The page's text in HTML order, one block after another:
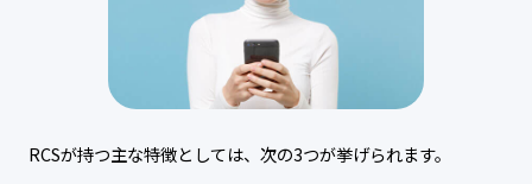
RCSが持つ主な特徴としては、次の3つが挙げられます。